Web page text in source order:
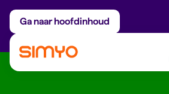
Ga naar hoofdinhoud
Maandelijks aanpasbaar